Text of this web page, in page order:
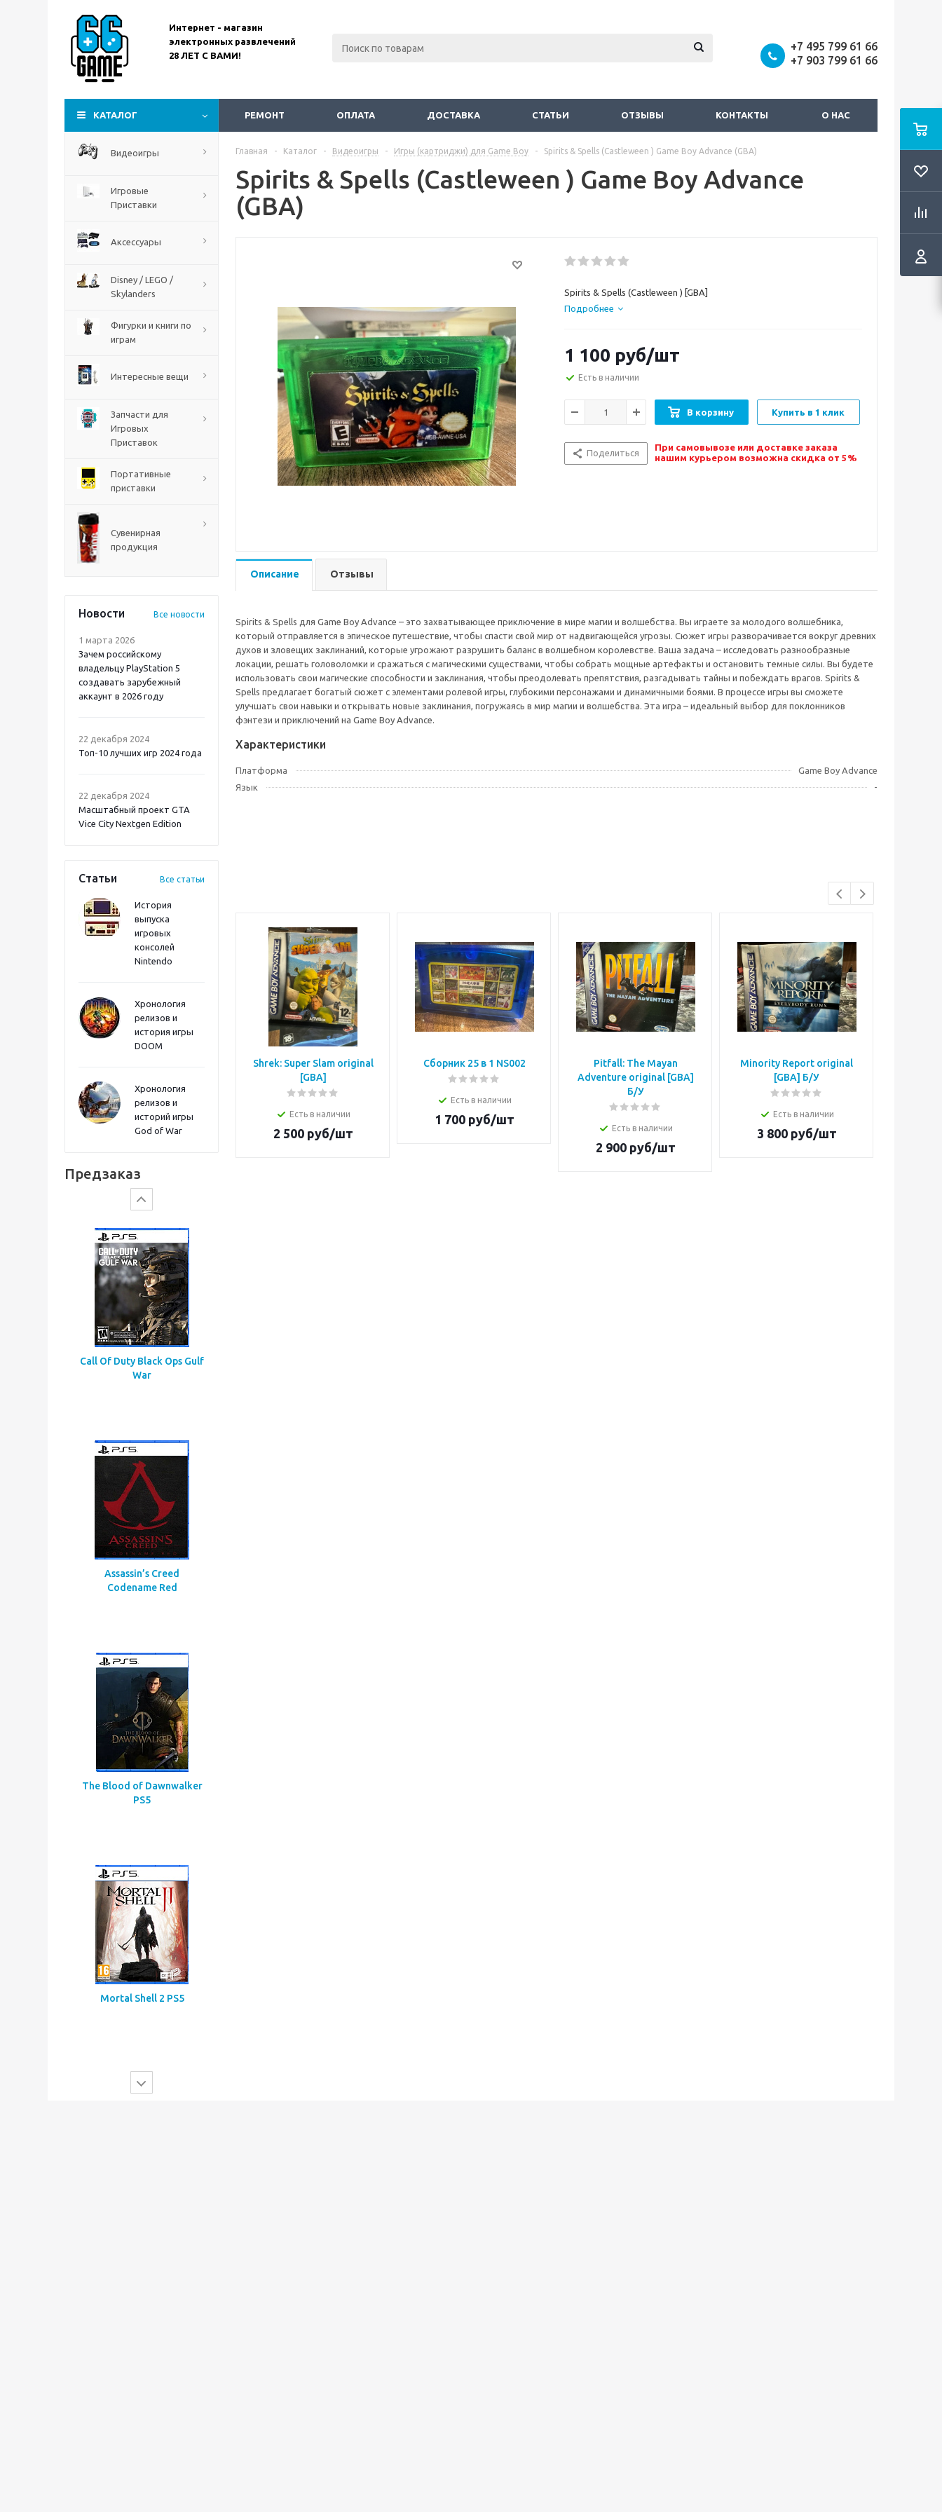
Интернет - магазин
электронных развлечений
28 ЛЕТ С ВАМИ!
+7 495 799 61 66
+7 903 799 61 66
КАТАЛОГ РЕМОНТ ОПЛАТА ДОСТАВКА СТАТЬИ ОТЗЫВЫ КОНТАКТЫ О НАС
Видеоигры
Игровые
Приставки
Аксессуары
Disney / LEGO /
Skylanders
Фигурки и книги по
играм
Интересные вещи
Запчасти для
Игровых
Приставок
Портативные
приставки
Сувенирная
продукция
Новости Все новости
1 марта 2026
Зачем российскому
владельцу PlayStation 5
создавать зарубежный
аккаунт в 2026 году
22 декабря 2024
Топ-10 лучших игр 2024 года
22 декабря 2024
Масштабный проект GTA
Vice City Nextgen Edition
Статьи Все статьи
История
выпуска
игровых
консолей
Nintendo
Хронология
релизов и
история игры
DOOM
Хронология
релизов и
историй игры
God of War
Предзаказ
The Blood of Dawnwalker
Onimusha: Way of the
Sword PS5
Call Of Duty Black Ops Gulf
War
Assassin’s Creed
Codename Red
The Blood of Dawnwalker
PS5
Mortal Shell 2 PS5
Главная - Каталог - Видеоигры - Игры (картриджи) для Game Boy - Spirits & Spells (Castleween ) Game Boy Advance (GBA)
Spirits & Spells (Castleween ) Game Boy Advance
(GBA)
Spirits & Spells (Castleween ) [GBA]
Подробнее
1 100 руб/шт
Есть в наличии
В корзину Купить в 1 клик
Поделиться
При самовывозе или доставке заказа
нашим курьером возможна скидка от 5%
Описание Отзывы
Spirits & Spells для Game Boy Advance – это захватывающее приключение в мире магии и волшебства. Вы играете за молодого волшебника,
который отправляется в эпическое путешествие, чтобы спасти свой мир от надвигающейся угрозы. Сюжет игры разворачивается вокруг древних
духов и зловещих заклинаний, которые угрожают разрушить баланс в волшебном королевстве. Ваша задача – исследовать разнообразные
локации, решать головоломки и сражаться с магическими существами, чтобы собрать мощные артефакты и остановить темные силы. Вы будете
использовать свои магические способности и заклинания, чтобы преодолевать препятствия, разгадывать тайны и побеждать врагов. Spirits &
Spells предлагает богатый сюжет с элементами ролевой игры, глубокими персонажами и динамичными боями. В процессе игры вы сможете
улучшать свои навыки и открывать новые заклинания, погружаясь в мир магии и волшебства. Эта игра – идеальный выбор для поклонников
фэнтези и приключений на Game Boy Advance.
Характеристики
Платформа
Game Boy Advance
Язык
-
Shrek: Super Slam original
[GBA]
Есть в наличии
2 500руб/шт
Сборник 25 в 1 NS002
Есть в наличии
1 700руб/шт
Pitfall: The Mayan
Adventure original [GBA]
Б/У
Есть в наличии
2 900руб/шт
Minority Report original
[GBA] Б/У
Есть в наличии
3 800руб/шт